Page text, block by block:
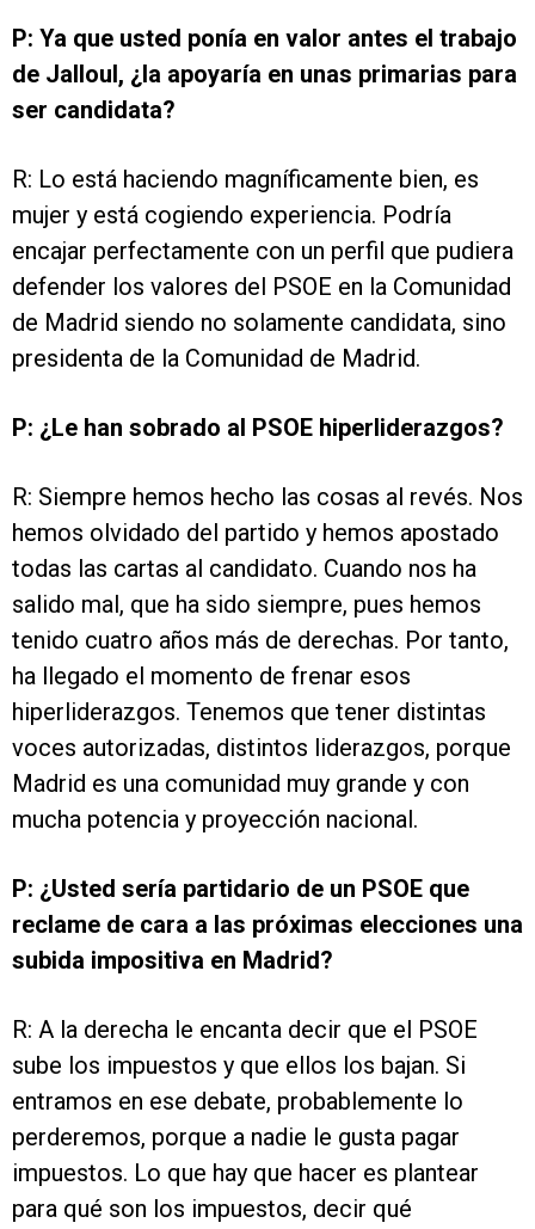
P: Ya que usted ponía en valor antes el trabajo
de Jalloul, ¿la apoyaría en unas primarias para
ser candidata?
R: Lo está haciendo magníficamente bien, es
mujer y está cogiendo experiencia. Podría
encajar perfectamente con un perfil que pudiera
defender los valores del PSOE en la Comunidad
de Madrid siendo no solamente candidata, sino
presidenta de la Comunidad de Madrid.
P: ¿Le han sobrado al PSOE hiperliderazgos?
R: Siempre hemos hecho las cosas al revés. Nos
hemos olvidado del partido y hemos apostado
todas las cartas al candidato. Cuando nos ha
salido mal, que ha sido siempre, pues hemos
tenido cuatro años más de derechas. Por tanto,
ha llegado el momento de frenar esos
hiperliderazgos. Tenemos que tener distintas
voces autorizadas, distintos liderazgos, porque
Madrid es una comunidad muy grande y con
mucha potencia y proyección nacional.
P: ¿Usted sería partidario de un PSOE que
reclame de cara a las próximas elecciones una
subida impositiva en Madrid?
R: A la derecha le encanta decir que el PSOE
sube los impuestos y que ellos los bajan. Si
entramos en ese debate, probablemente lo
perderemos, porque a nadie le gusta pagar
impuestos. Lo que hay que hacer es plantear
para qué son los impuestos, decir qué